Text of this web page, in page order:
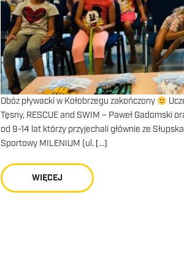
Obóz pływacki w Kołobrzegu zakończony
Tęsny, RESCUE and SWIM – Paweł Gadomski
od 9-14 lat którzy przyjechali głównie ze
Sportowy MILENIUM (ul. […]
WIĘCEJ